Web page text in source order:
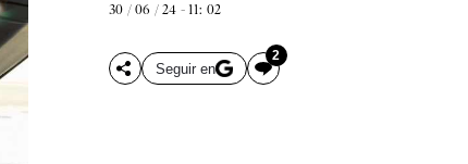
30 / 06 / 24 - 11: 02
Seguir en
2